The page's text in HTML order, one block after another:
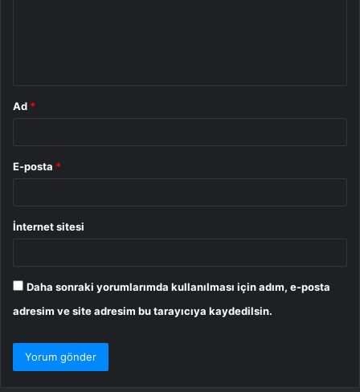
Ad *
E-posta *
İnternet sitesi
Daha sonraki yorumlarımda kullanılması için adım, e-posta
adresim ve site adresim bu tarayıcıya kaydedilsin.